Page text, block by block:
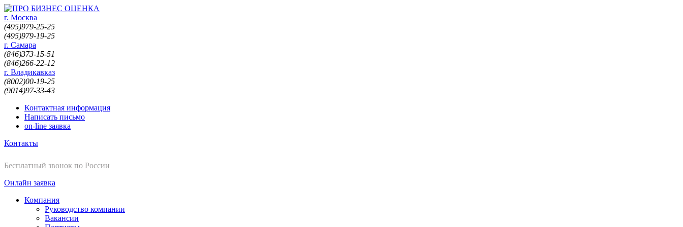
г. Москва
(495)979-25-25
(495)979-19-25
г. Самара
(846)373-15-51
(846)266-22-12
г. Владикавказ
(8002)00-19-25
(9014)97-33-43
Контактная информация
Написать письмо
on-line заявка
Контакты
Бесплатный звонок по России
Онлайн заявка
Компания
Руководство компании
Вакансии